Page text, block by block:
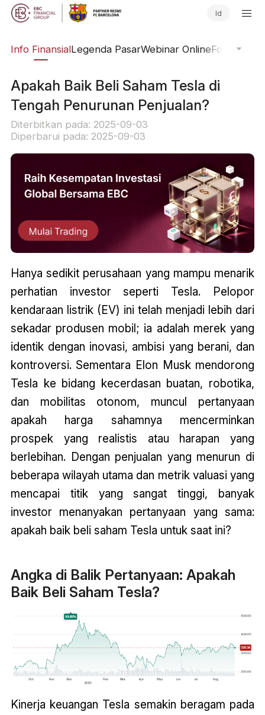
Id
Info FinansialLegenda PasarWebinar OnlineFokus
Apakah Baik Beli Saham Tesla di
Tengah Penurunan Penjualan?
Diterbitkan pada: 2025-09-03
Diperbarui pada: 2025-09-03
Hanya sedikit perusahaan yang mampu menarik
perhatian investor seperti Tesla. Pelopor
kendaraan listrik (EV) ini telah menjadi lebih dari
sekadar produsen mobil; ia adalah merek yang
identik dengan inovasi, ambisi yang berani, dan
kontroversi. Sementara Elon Musk mendorong
Tesla ke bidang kecerdasan buatan, robotika,
dan mobilitas otonom, muncul pertanyaan
apakah harga sahamnya mencerminkan
prospek yang realistis atau harapan yang
berlebihan. Dengan penjualan yang menurun di
beberapa wilayah utama dan metrik valuasi yang
mencapai titik yang sangat tinggi, banyak
investor menanyakan pertanyaan yang sama:
apakah baik beli saham Tesla untuk saat ini?
Angka di Balik Pertanyaan: Apakah
Baik Beli Saham Tesla?
Kinerja keuangan Tesla semakin beragam pada